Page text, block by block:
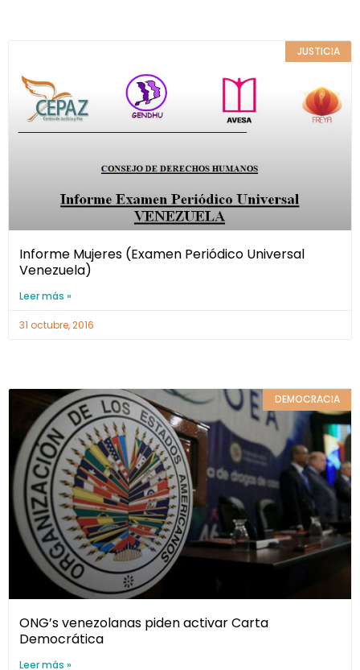
JUSTICIA
Informe Mujeres (Examen Periódico Universal
Venezuela)
Leer más »
31 octubre, 2016
DEMOCRACIA
ONG’s venezolanas piden activar Carta
Democrática
Leer más »